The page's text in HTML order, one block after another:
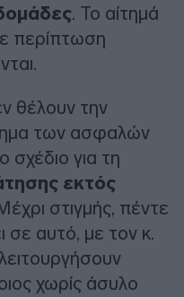
. Το αίτημά
περίπτωση
θέλουν την
των ασφαλών
σχέδιο για τη
εκτός
στιγμής, πέντε
αυτό, με τον κ.
χωρίς άσυλο